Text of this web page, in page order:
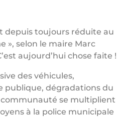
depuis toujours réduite au
», selon le maire Marc
aujourd’hui chose faite !
des véhicules,
publique, dégradations du
se multiplient
à la police municipale